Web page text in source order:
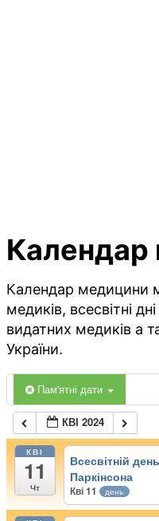
Календар медицини
медиків, всесвітні
видатних медиків а
України.
Пам'ятні дати
КВІ 2024
КВІ
11
Чт
Всесвітній
Паркінсона
Кві 11 день